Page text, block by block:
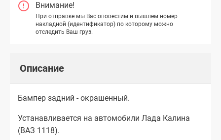
Внимание!
При отправке мы Вас оповестим и вышлем номер
накладной (идентификатор) по которому можно
отследить Ваш груз.
Описание
Бампер задний - окрашенный.
Устанавливается на автомобили Лада Калина
(ВАЗ 1118).